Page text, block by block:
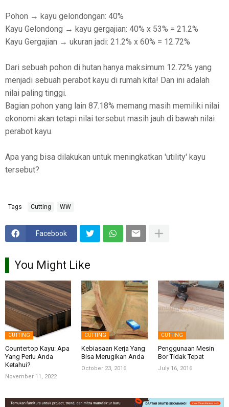
Pohon → kayu gelondongan: 40%
Kayu Gelondong → kayu gergajian: 40% x 53% = 21.2%
Kayu Gergajian → ukuran jadi: 21.2% x 60% = 12.72%
Dari sebuah pohon di hutan hanya maksimum 12.72% yang
menjadi sebuah perabot kayu di rumah kita! Dan ini adalah
nilai paling tinggi.
Bagian pohon yang lain 87.18% memang masih memiliki nilai
ekonomi akan tetapi nilai tersebut masih jauh di bawah nilai
perabot kayu.
Apa yang bisa dilakukan untuk meningkatkan 'utility' kayu
tersebut?
Tags Cutting WW
Facebook
You Might Like
CUTTING
Countertop Kayu: Apa
Yang Perlu Anda
Ketahui?
November 11, 2022
CUTTING
Kebiasaan Kerja Yang
Bisa Merugikan Anda
October 23, 2016
CUTTING
Penggunaan Mesin
Bor Tidak Tepat
July 16, 2016